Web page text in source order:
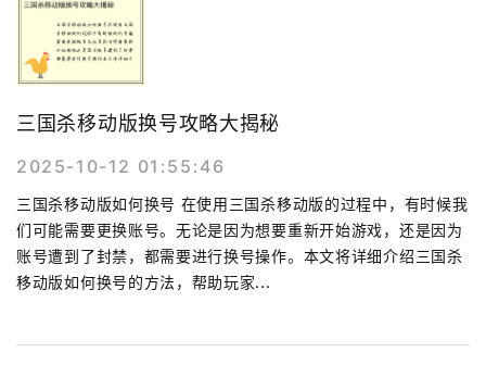
三国杀移动版换号攻略大揭秘
2025-10-12 01:55:46
三国杀移动版如何换号 在使用三国杀移动版的过程中，有时候我
们可能需要更换账号。无论是因为想要重新开始游戏，还是因为
账号遭到了封禁，都需要进行换号操作。本文将详细介绍三国杀
移动版如何换号的方法，帮助玩家...